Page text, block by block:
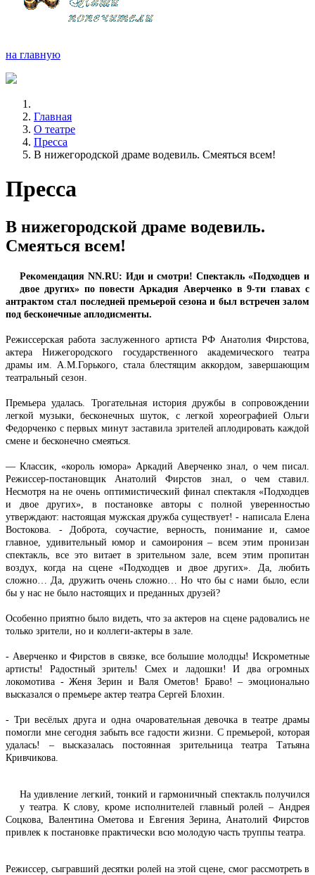
на главную
Главная
О театре
Пресса
В нижегородской драме водевиль. Смеяться всем!
Пресса
В нижегородской драме водевиль.
Смеяться всем!
Рекомендация NN.RU: Иди и смотри! Спектакль «Подходцев и
двое других» по повести Аркадия Аверченко в 9-ти главах с
антрактом стал последней премьерой сезона и был встречен залом
под бесконечные аплодисменты.
Режиссерская работа заслуженного артиста РФ Анатолия Фирстова,
актера Нижегородского государственного академического театра
драмы им. А.М.Горького, стала блестящим аккордом, завершающим
театральный сезон.
Премьера удалась. Трогательная история дружбы в сопровождении
легкой музыки, бесконечных шуток, с легкой хореографией Ольги
Федорченко с первых минут заставила зрителей аплодировать каждой
смене и бесконечно смеяться.
— Классик, «король юмора» Аркадий Аверченко знал, о чем писал.
Режиссер-постановщик Анатолий Фирстов знал, о чем ставил.
Несмотря на не очень оптимистический финал спектакля «Подходцев
и двое других», в постановке авторы с полной уверенностью
утверждают: настоящая мужская дружба существует! - написала Елена
Востокова. - Доброта, соучастие, верность, понимание и, самое
главное, удивительный юмор и самоирония – всем этим пронизан
спектакль, все это витает в зрительном зале, всем этим пропитан
воздух, когда на сцене «Подходцев и двое других». Да, любить
сложно… Да, дружить очень сложно… Но что бы с нами было, если
бы у нас не было настоящих и преданных друзей?
Особенно приятно было видеть, что за актеров на сцене радовались не
только зрители, но и коллеги-актеры в зале.
- Аверченко и Фирстов в связке, все большие молодцы! Искрометные
артисты! Радостный зритель! Смех и ладошки! И два огромных
локомотива - Женя Зерин и Валя Ометов! Браво! – эмоционально
высказался о премьере актер театра Сергей Блохин.
- Три весёлых друга и одна очаровательная девочка в театре драмы
помогли мне сегодня забыть все гадости жизни. С премьерой, которая
удалась! – высказалась постоянная зрительница театра Татьяна
Кривчикова.
На удивление легкий, тонкий и гармоничный спектакль получился
у театра. К слову, кроме исполнителей главный ролей – Андрея
Соцкова, Валентина Ометова и Евгения Зерина, Анатолий Фирстов
привлек к постановке практически всю молодую часть труппы театра.
Режиссер, сыгравший десятки ролей на этой сцене, смог рассмотреть в